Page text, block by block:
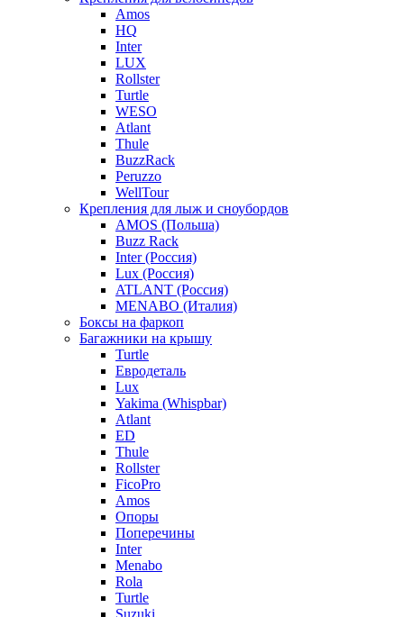
Amos
HQ
Inter
LUX
Rollster
Turtle
WESO
Atlant
Thule
BuzzRack
Peruzzo
WellTour
Крепления для лыж и сноубордов
AMOS (Польша)
Buzz Rack
Inter (Россия)
Lux (Россия)
ATLANT (Россия)
MENABO (Италия)
Боксы на фаркоп
Багажники на крышу
Turtle
Евродеталь
Lux
Yakima (Whispbar)
Atlant
ED
Thule
Rollster
FicoPro
Amos
Опоры
Поперечины
Inter
Menabo
Rola
Turtle
Suzuki